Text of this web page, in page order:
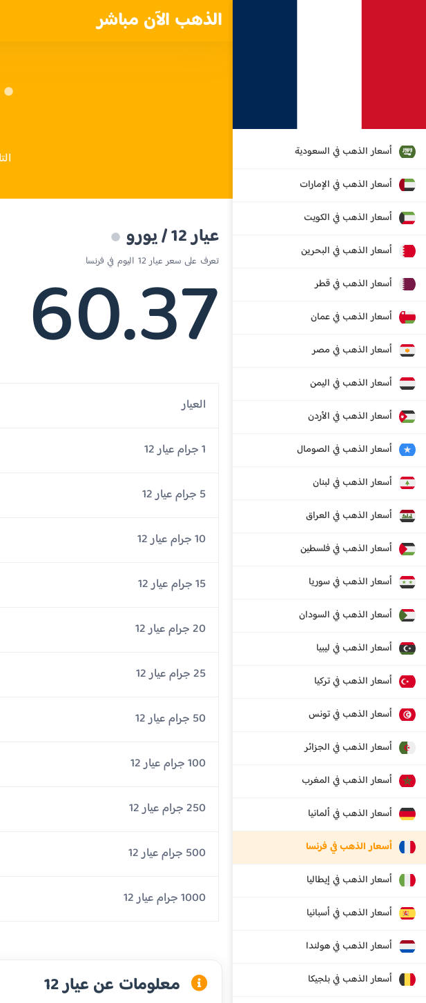
الذهب الآن مباشر
أسعار الذهب في السعودية
أسعار الذهب في الإمارات
أسعار الذهب في الكويت
أسعار الذهب في البحرين
أسعار الذهب في قطر
أسعار الذهب في عمان
أسعار الذهب في مصر
أسعار الذهب في اليمن
أسعار الذهب في الأردن
أسعار الذهب في الصومال
أسعار الذهب في لبنان
أسعار الذهب في العراق
أسعار الذهب في فلسطين
أسعار الذهب في سوريا
أسعار الذهب في السودان
أسعار الذهب في ليبيا
أسعار الذهب في تركيا
أسعار الذهب في تونس
أسعار الذهب في الجزائر
أسعار الذهب في المغرب
أسعار الذهب في ألمانيا
أسعار الذهب في فرنسا
أسعار الذهب في إيطاليا
أسعار الذهب في أسبانيا
أسعار الذهب في هولندا
أسعار الذهب في بلجيكا
عيار 12 / يورو
تعرف على سعر عيار 12 اليوم في فرنسا
60.37
العيار
1 جرام عيار 12
5 جرام عيار 12
10 جرام عيار 12
15 جرام عيار 12
20 جرام عيار 12
25 جرام عيار 12
50 جرام عيار 12
100 جرام عيار 12
250 جرام عيار 12
500 جرام عيار 12
1000 جرام عيار 12
معلومات عن عيار 12